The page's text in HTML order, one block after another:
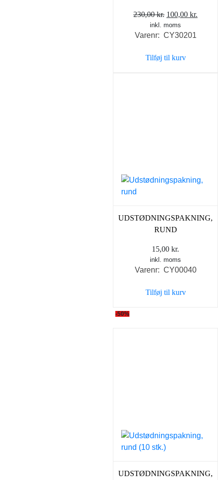
230,00kr. Den
oprindelige
pris
230,00 kr..
100,00 kr.
inkl. moms
Varenr: CY30201
Tilføj til kurv
UDSTØDNINGSPAKNING,
RUND
15,00 kr.
inkl. moms
Varenr: CY00040
Tilføj til kurv
-50%
UDSTØDNINGSPAKNING,